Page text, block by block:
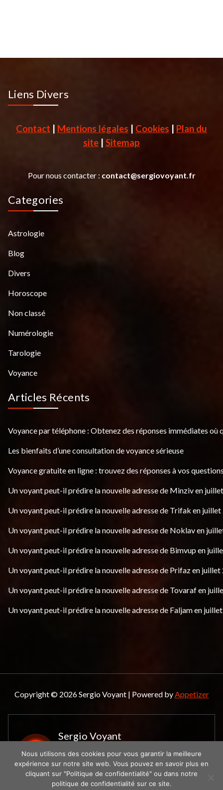
Liens Divers
Contact Mentions légales Cookies
Plan du
site
Sitemap
Pour nous contacter : contact@sergiovoyant.fr
Categories
Astrologie
Blog
Divers
Horoscope
Non classé
Numérologie
Tarologie
Voyance
Articles Récents
Voyance par téléphone : Obtenez des réponses immédiates où
Les bienfaits d’une consultation de voyance sérieuse
Voyance gratuite en ligne : trouvez des réponses à vos
Un voyant peut-il prédire la nouvelle adresse de Minziv en
Un voyant peut-il prédire la nouvelle adresse de Trifak en juillet
Un voyant peut-il prédire la nouvelle adresse de Noklav en
Un voyant peut-il prédire la nouvelle adresse de Bimvup en
Un voyant peut-il prédire la nouvelle adresse de Prifaz en juillet
Un voyant peut-il prédire la nouvelle adresse de Tovaraf en
Un voyant peut-il prédire la nouvelle adresse de Faljam en
Copyright © 2026 Sergio Voyant | Powered byAppetizer
Sergio Voyant
Le spécialiste de la
voyance
Nous utilisons des cookies pour vous garantir la meilleure
expérience sur notre site web. Vous pouvez en savoir plus en
cliquant sur "Politique de confidentialité" ou dans notre
politique de confidentialité sur ce site.